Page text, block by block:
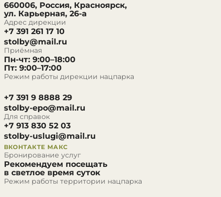
660006, Россия, Красноярск,
ул. Карьерная, 26-а
Адрес дирекции
+7 391 261 17 10
stolby@mail.ru
Приёмная
Пн-чт: 9:00–18:00
Пт: 9:00–17:00
Режим работы дирекции нацпарка
+7 391 9 8888 29
stolby-epo@mail.ru
Для справок
+7 913 830 52 03
stolby-uslugi@mail.ru
ВКОНТАКТЕ МАКС
Бронирование услуг
Рекомендуем посещать
в светлое время суток
Режим работы территории нацпарка